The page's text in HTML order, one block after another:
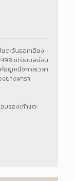
ยตะวันออกเฉียง
เปรียบเสมือน
ยู่เหนือกาลเวลา
ยางพารา
บรองเท้าแตะ